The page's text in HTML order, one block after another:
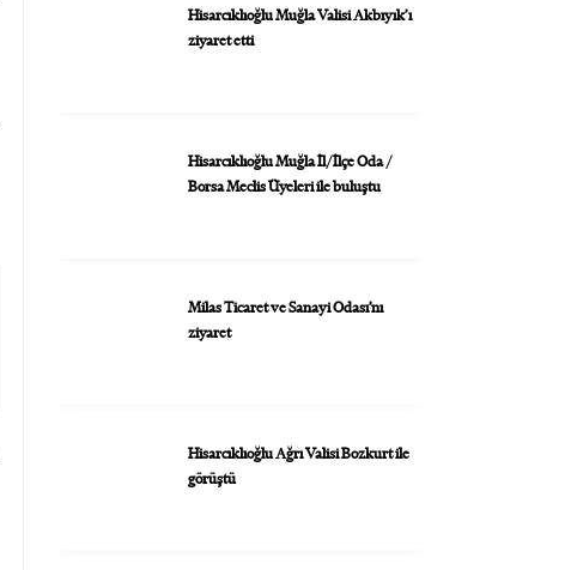
Hisarcıklıoğlu Muğla Valisi Akbıyık’ı
ziyaret etti
Hisarcıklıoğlu Muğla İl/İlçe Oda /
Borsa Meclis Üyeleri ile buluştu
Milas Ticaret ve Sanayi Odası’nı
ziyaret
Hisarcıklıoğlu Ağrı Valisi Bozkurt ile
görüştü